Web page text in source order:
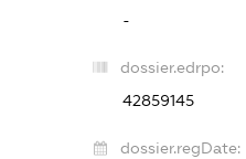
-
dossier.edrpo:
42859145
dossier.regDate: